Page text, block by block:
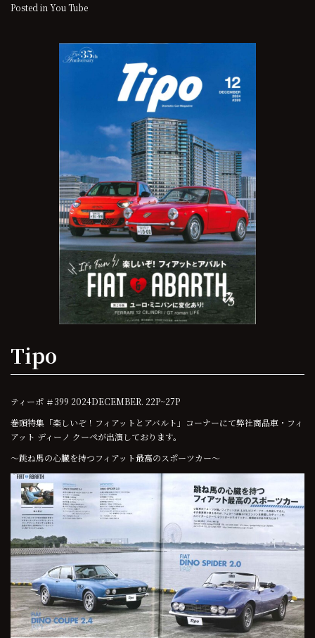
Posted in You Tube
Tipo
ティーポ ＃399 2024DECEMBER. 22P~27P
巻頭特集「楽しいぞ！フィアットとアバルト」コーナーにて弊社商品車・フィ
アット ディーノ クーペが出演しております。
～跳ね馬の心臓を持つフィアット最高のスポーツカー～